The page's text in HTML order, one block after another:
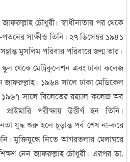
চৌধুরী। স্বাধীনাতার পর থেকে
সাক্ষীও তিনি। ২৭ ডিসেম্বর ১৯৪১
মুসলিম পরিবার পরিবারে জন্ম তার।
থেকে মেট্রিকুলেশন এবং ঢাকা কলেজ
জাফরুল্লাহ। ১৯৬৪ সালে ঢাকা মেডিকেল
সালে বিলেতের রয়্যাল কলেজ অব
পরীক্ষায় উত্তীর্ণ হন তিনি।
যুদ্ধ শুরু হলে চূড়ান্ত পর্ব শেষ না-করে
মুক্তিযুদ্ধে নিতে আগরতলার মেলাঘরে
নেন জাফরুল্লাহ চৌধুরী। এরপর ডা.